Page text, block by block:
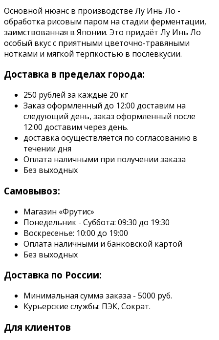
Основной нюанс в производстве Лу Инь Ло -
обработка рисовым паром на стадии ферментации,
заимствованная в Японии. Это придаёт Лу Инь Ло
особый вкус с приятными цветочно-травяными
нотками и мягкой терпкостью в послевкусии.
Доставка в пределах города:
250 рублей за каждые 20 кг
Заказ оформленный до 12:00 доставим на
следующий день, заказ оформленный после
12:00 доставим через день.
доставка осуществляется по согласованию в
течении дня
Оплата наличными при получении заказа
Без выходных
Самовывоз:
Магазин «Фрутис»
Понедельник - Суббота: 09:30 до 19:30
Воскресенье: 10:00 до 19:00
Оплата наличными и банковской картой
Без выходных
Доставка по России:
Минимальная сумма заказа - 5000 руб.
Курьерские службы: ПЭК, Сократ.
Для клиентов